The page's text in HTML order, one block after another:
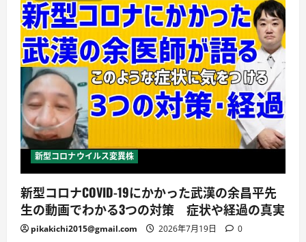
新型コロナウイルス変異株
新型コロナCOVID-19にかかった武漢の余昌平先
生の動画でわかる3つの対策 症状や経過の真実
pikakichi2015@gmail.com 2026年7月19日 0